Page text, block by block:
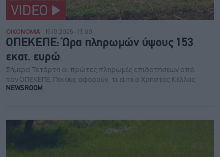
VIDEO
ΟΙΚΟΝΟΜΙΑ 15.10.2025 - 13:00
ΟΠΕΚΕΠΕ: Ώρα πληρωμών ύψους 153
εκατ. ευρώ
Σήμερα Τετάρτη οι πρώτες πληρωμές επιδοτήσεων από
τον ΟΠΕΚΕΠΕ. Ποιους αφορούν, τι είπε ο Χρήστος Κέλλας
NEWSROOM